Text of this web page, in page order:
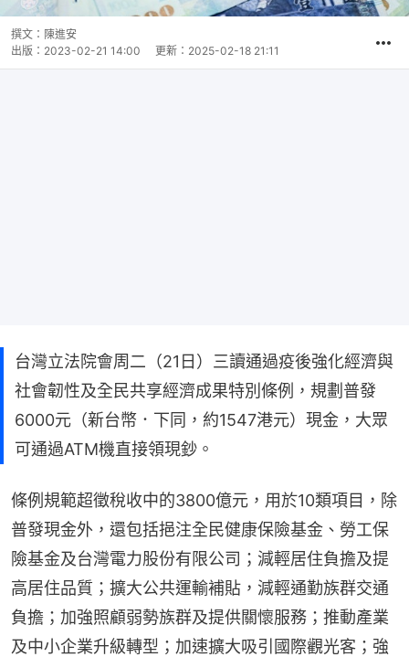
撰文： 陳進安
出版： 2023-02-21 14:00 更新： 2025-02-18 21:11
台灣立法院會周二（21日）三讀通過疫後強化經濟與
社會韌性及全民共享經濟成果特別條例，規劃普發
6000元（新台幣．下同，約1547港元）現金，大眾
可通過ATM機直接領現鈔。
條例規範超徵稅收中的3800億元，用於10類項目，除
普發現金外，還包括挹注全民健康保險基金、勞工保
險基金及台灣電力股份有限公司；減輕居住負擔及提
高居住品質；擴大公共運輸補貼，減輕通勤族群交通
負擔；加強照顧弱勢族群及提供關懷服務；推動產業
及中小企業升級轉型；加速擴大吸引國際觀光客；強